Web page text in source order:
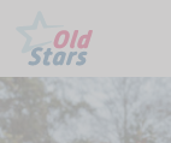
Ga naar de inhoud